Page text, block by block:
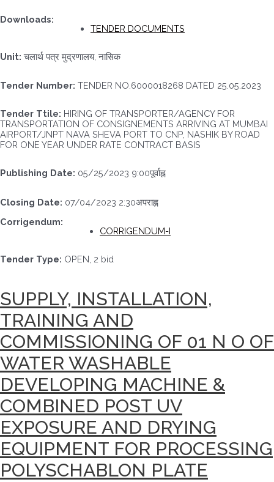
Downloads:
TENDER DOCUMENTS
Unit: चलार्थ पत्र मुद्रणालय, नासिक
Tender Number: TENDER NO.6000018268 DATED 25.05.2023
Tender Ttile: HIRING OF TRANSPORTER/AGENCY FOR
TRANSPORTATION OF CONSIGNEMENTS ARRIVING AT MUMBAI
AIRPORT/JNPT NAVA SHEVA PORT TO CNP, NASHIK BY ROAD
FOR ONE YEAR UNDER RATE CONTRACT BASIS
Publishing Date: 05/25/2023 9:00पूर्वाह्न
Closing Date: 07/04/2023 2:30अपराह्न
Corrigendum:
CORRIGENDUM-I
Tender Type: OPEN, 2 bid
SUPPLY, INSTALLATION,
TRAINING AND
COMMISSIONING OF 01 N O OF
WATER WASHABLE
DEVELOPING MACHINE &
COMBINED POST UV
EXPOSURE AND DRYING
EQUIPMENT FOR PROCESSING
POLYSCHABLON PLATE